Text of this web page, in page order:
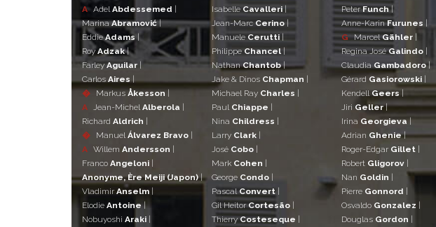
A Adel Abdessemed |
MarinaAbramović|
EddieAdams |
RoyAdzak|
FarleyAguilar |
Carlos Aires |
�
Markus Åkesson |
A
Jean-Michel Alberola |
Richard Aldrich |
�
Manuel Álvarez Bravo |
A Willem Andersson |
Franco Angeloni |
Anonyme, Ère Meiji (Japon)|
Vladimir Anselm |
Elodie Antoine|
Nobuyoshi Araki |
Isabelle Cavalleri |
Jean-Marc Cerino |
Manuele Cerutti |
Philippe Chancel |
NathanChantob|
Jake & Dinos Chapman |
Michael Ray Charles |
Paul Chiappe |
Nina Childress |
Larry Clark |
José Cobo |
Mark Cohen |
George Condo |
PascalConvert |
Gil HeitorCortesão |
ThierryCosteseque |
PeterFunch|
Anne-KarinFurunes |
G MarcelGähler |
Regina JoséGalindo |
Claudia Gambadoro|
Gérard Gasiorowski |
KendellGeers |
Jiri Geller|
Irina Georgieva|
Adrian Ghenie|
Roger-Edgar Gillet |
Robert Gligorov |
Nan Goldin |
Pierre Gonnord |
Osvaldo Gonzalez |
Douglas Gordon |